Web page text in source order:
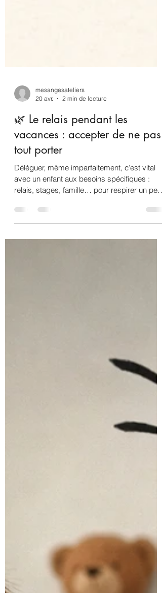
mesangesateliers
2 min de lecture
🌿 Le relais pendant les
vacances : accepter de ne pas
tout porter
Déléguer, même imparfaitement, c’est vital
avec un enfant aux besoins spécifiques :